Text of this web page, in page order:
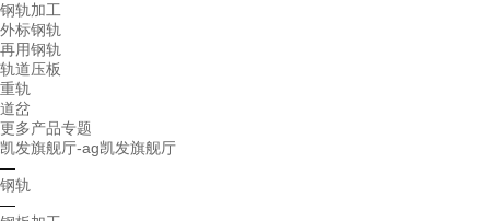
钢轨加工
外标钢轨
再用钢轨
轨道压板
重轨
道岔
更多产品专题
凯发旗舰厅-ag凯发旗舰厅
—
钢轨
—